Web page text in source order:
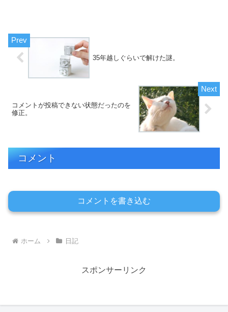
35年越しぐらいで解けた謎。
コメントが投稿できない状態だったのを
修正。
コメント
コメントを書き込む
ホーム 日記
スポンサーリンク